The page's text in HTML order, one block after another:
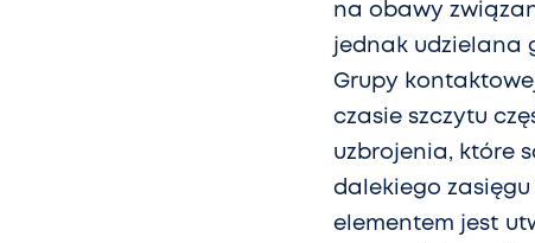
na obawy
jednak udzielana
Grupy
czasie szczytu
uzbrojenia, które
dalekiego zasięgu
elementem jest